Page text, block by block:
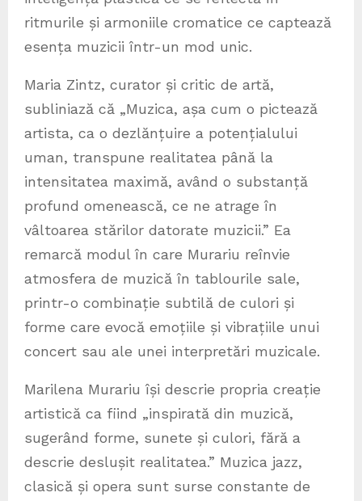
ritmurile și armoniile cromatice ce captează
esența muzicii într-un mod unic.
Maria Zintz, curator și critic de artă,
subliniază că „Muzica, așa cum o pictează
artista, ca o dezlănțuire a potențialului
uman, transpune realitatea până la
intensitatea maximă, având o substanță
profund omenească, ce ne atrage în
vâltoarea stărilor datorate muzicii.” Ea
remarcă modul în care Murariu reînvie
atmosfera de muzică în tablourile sale,
printr-o combinație subtilă de culori și
forme care evocă emoțiile și vibrațiile unui
concert sau ale unei interpretări muzicale.
Marilena Murariu își descrie propria creație
artistică ca fiind „inspirată din muzică,
sugerând forme, sunete și culori, fără a
descrie deslușit realitatea.” Muzica jazz,
clasică și opera sunt surse constante de